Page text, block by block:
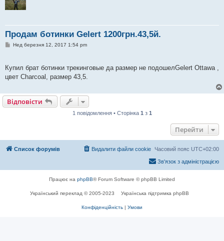
Продам ботинки Gelert 1200грн.43,5й.
П
д
м
н
н
Нед березня 12, 2017 1:54 pm
Купил брат ботинки трекинговые да размер не подошелGelert Ottawa ,
цвет Charcoal, размер 43,5.
Відповісти
1 повідомлення • Сторінка 1 з 1
Перейти
Список форумів Часовий пояс UTC+02:00
Видалити файли cookie
Зв'язок з адміністрацією
Працює на phpBB® Forum Software © phpBB Limited
Український переклад © 2005-2023 Українська підтримка phpBB
Конфіденційність | Умови